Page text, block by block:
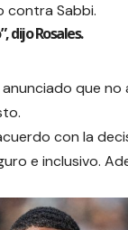
contra Sabbi.
dijo Rosales.
que
con la
e inclusivo.